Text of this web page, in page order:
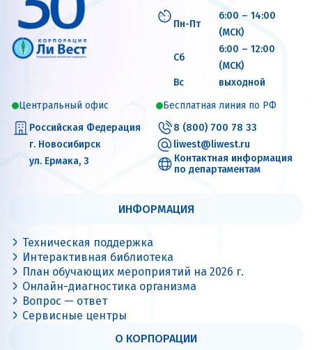
Пн-Пт
6:00 – 14:00
(МСК)
Сб
6:00 – 12:00
(МСК)
Вс
выходной
Центральный офис
Российская Федерация
г. Новосибирск
ул. Ермака, 3
Бесплатная линия по РФ
8 (800) 700 78 33
liwest@liwest.ru
Контактная информация
по департаментам
ИНФОРМАЦИЯ
Техническая поддержка
Интерактивная библиотека
План обучающих мероприятий на 2026 г.
Онлайн-диагностика организма
Вопрос — ответ
Сервисные центры
О КОРПОРАЦИИ